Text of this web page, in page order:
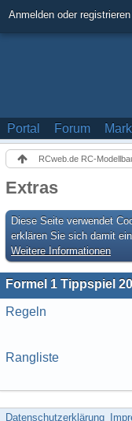
Anmelden oder registrieren
Portal Forum
RCweb.de RC-
Extras
Diese Seite verwendet
erklären Sie sich damit
Weitere Informationen
Formel 1 Tippspiel
Regeln
Rangliste
Datenschutzerklärung